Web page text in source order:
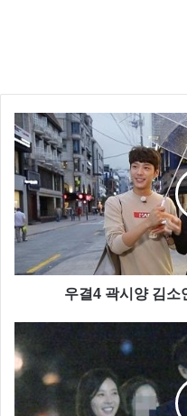
柯俊雄是根据2004年全
的第六届全国党候选人说
对于万年积极对着那
政英雄生病肺癌，去年
우결4 곽시양 김소